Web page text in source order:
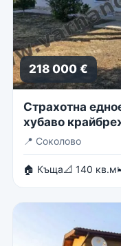
218 000 €
Страхотна
хубаво
📍 Соколово
🏠 Къща📐 140 кв.м